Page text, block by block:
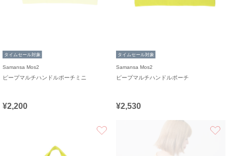
タイムセール対象
Samansa Mos2
ピープマルチハンドルポーチミニ
¥2,200
タイムセール対象
Samansa Mos2
ピープマルチハンドルポーチ
¥2,530